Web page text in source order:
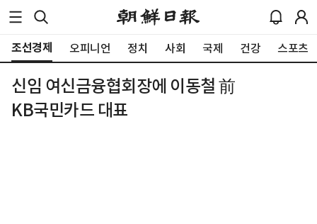
조선경제 오피니언 정치 사회 국제 건강 스포츠
신임 여신금융협회장에 이동철 前
KB국민카드 대표